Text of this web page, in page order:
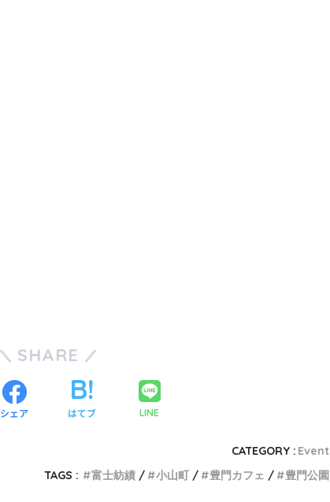
SHARE
シェア はてブ LINE
CATEGORY : Event
TAGS :
富士紡績 小山町 豊門カフェ 豊門公園